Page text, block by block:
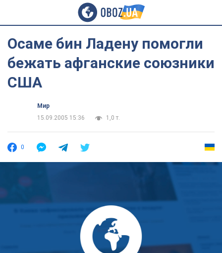
Осаме бин Ладену помогли
бежать афганские союзники
США
Мир
15.09.2005 15:36
1,0 т.
0